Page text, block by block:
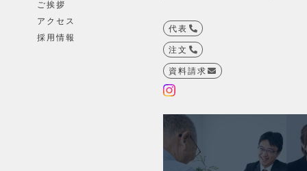
ご挨拶
アクセス
採用情報
代表
注文
資料請求